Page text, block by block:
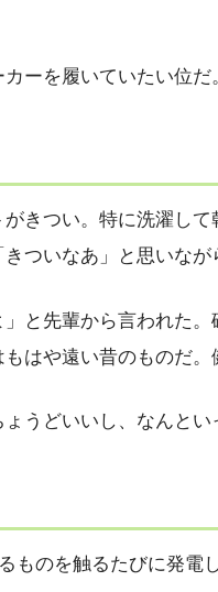
ーを履いていたい位だ
きつい。特に洗濯して
ついなあ」と思いな
と先輩から言われた
はや遠い昔のものだ。
うどいいし、なんと
のを触るたびに発